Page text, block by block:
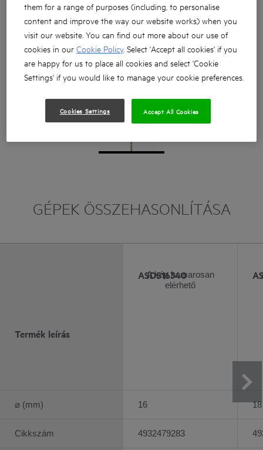
GÉPEK ÖSSZEHASONLÍTÁSA
Termék leírás
⌀ (mm)
Cikkszám
A kép hamarosan
elérhető
ASDS16340
16
4932479283
18
them for a range of purposes (including, to personalise
content and improve the way our website works) when you
visit our website. You can find out more about our use of
cookies in ourCookie Policy. Select 'Accept all cookies' if you
are happy for us to place all cookies and select 'Cookie
Settings' if you would like to manage your cookie preferences.
Cookies Settings Accept All Cookies